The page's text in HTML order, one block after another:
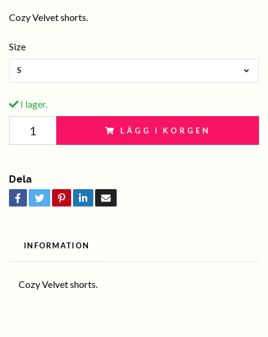
Cozy Velvet shorts.
Size
S
I lager.
LÄGG I KORGEN
Dela
INFORMATION
Cozy Velvet shorts.